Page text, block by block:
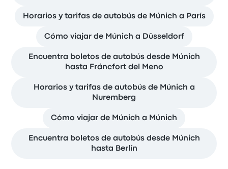
Horarios y tarifas de autobús de Múnich a París
Cómo viajar de Múnich a Düsseldorf
Encuentra boletos de autobús desde Múnich
hasta Fráncfort del Meno
Horarios y tarifas de autobús de Múnich a
Nuremberg
Cómo viajar de Múnich a Múnich
Encuentra boletos de autobús desde Múnich
hasta Berlín